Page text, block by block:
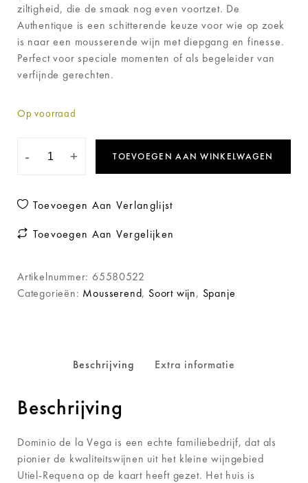
ziltigheid, die de smaak nog even voortzet. De
Authentique is een schitterende keuze voor wie op zoek
is naar een mousserende wijn met diepgang en finesse.
Perfect voor speciale momenten of als begeleider van
verfijnde gerechten.
Op voorraad
- + TOEVOEGEN AAN WINKELWAGEN
Toevoegen Aan Verlanglijst
Toevoegen Aan Vergelijken
Artikelnummer: 65580522
Categorieën: Mousserend, Soort wijn, Spanje
Beschrijving Extra informatie
Beschrijving
Dominio de la Vega is een echte familiebedrijf, dat als
pionier de kwaliteitswijnen uit het kleine wijngebied
Utiel-Requena op de kaart heeft gezet. Het huis is